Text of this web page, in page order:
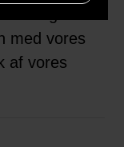
med vores
af vores